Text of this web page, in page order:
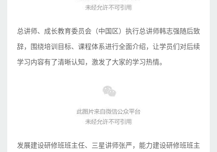
总讲师、成长教育委员会（中国区）执行总讲师韩志强随后致
辞，围绕培训目标、课程体系进行全面介绍，让学员们对后续
学习内容有了清晰认知，激发了大家的学习热情。
发展建设研修班班主任、三星讲师张严，能力建设研修班班主